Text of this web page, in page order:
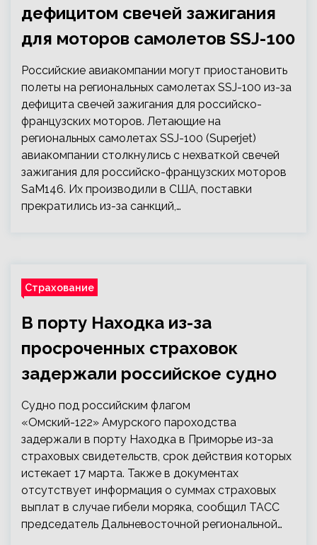
дефицитом свечей зажигания
для моторов самолетов SSJ-100
Российские авиакомпании могут приостановить
полеты на региональных самолетах SSJ-100 из-за
дефицита свечей зажигания для российско-
французских моторов. Летающие на
региональных самолетах SSJ-100 (Superjet)
авиакомпании столкнулись с нехваткой свечей
зажигания для российско-французских моторов
SaM146. Их производили в США, поставки
прекратились из-за санкций,…
Страхование
В порту Находка из-за
просроченных страховок
задержали российское судно
Судно под российским флагом
«Омский-122» Амурского пароходства
задержали в порту Находка в Приморье из-за
страховых свидетельств, срок действия которых
истекает 17 марта. Также в документах
отсутствует информация о суммах страховых
выплат в случае гибели моряка, сообщил ТАСС
председатель Дальневосточной региональной…